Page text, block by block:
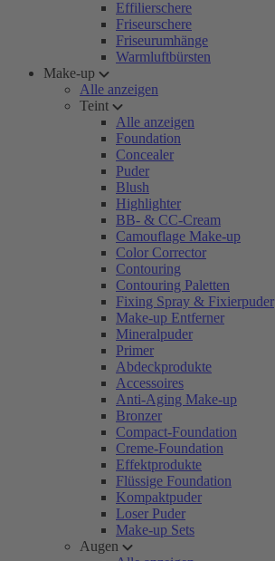
Effilierschere
Friseurschere
Friseurumhänge
Warmluftbürsten
Make-up
Alle anzeigen
Teint
Alle anzeigen
Foundation
Concealer
Puder
Blush
Highlighter
BB- & CC-Cream
Camouflage Make-up
Color Corrector
Contouring
Contouring Paletten
Fixing Spray & Fixierpuder
Make-up Entferner
Mineralpuder
Primer
Abdeckprodukte
Accessoires
Anti-Aging Make-up
Bronzer
Compact-Foundation
Creme-Foundation
Effektprodukte
Flüssige Foundation
Kompaktpuder
Loser Puder
Make-up Sets
Augen